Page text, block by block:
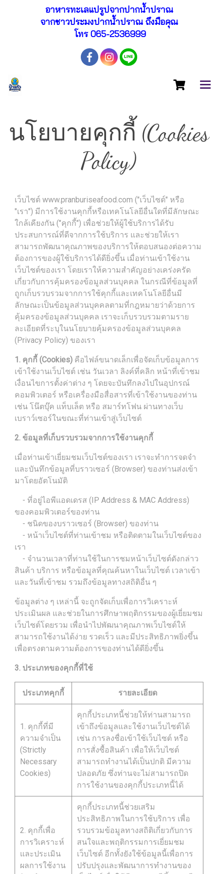
อาหารทะเลแปรูปจากปากน้ำปราณ
จากชาวประมงปากน้ำปราณ ถึงมือคุณ
โทร 065-2536999
นโยบายคุกกี้ (Cookies
Policy)
เว็บไซต์ www.pranburiseafood.com ("เว็บไซต์" หรือ
"เรา") มีการใช้งานคุกกี้หรือเทคโนโลยีอื่นใดที่มีลักษณะ
ใกล้เคียงกัน ("คุกกี้") เพื่อช่วยให้ผู้ใช้บริการได้รับ
ประสบการณ์ที่ดีจากการใช้บริการ และช่วยให้เรา
สามารถพัฒนาคุณภาพของบริการให้ตอบสนองต่อความ
ต้องการของผู้ใช้บริการได้ดียิ่งขึ้น เมื่อท่านเข้าใช้งาน
เว็บไซต์ของเรา โดยเราให้ความสำคัญอย่างเคร่งครัด
เกี่ยวกับการคุ้มครองข้อมูลส่วนบุคคล ในกรณีที่ข้อมูลที่
ถูกเก็บรวบรวมจากการใช้คุกกี้และเทคโนโลยีอื่นมี
ลักษณะเป็นข้อมูลส่วนบุคคลตามที่กฎหมายว่าด้วยการ
คุ้มครองข้อมูลส่วนบุคคล เราจะเก็บรวบรวมตามราย
ละเอียดที่ระบุในนโยบายคุ้มครองข้อมูลส่วนบุคคล
(Privacy Policy) ของเรา
1. คุกกี้ (Cookies) คือไฟล์ขนาดเล็กเพื่อจัดเก็บข้อมูลการ
เข้าใช้งานเว็บไซต์ เช่น วันเวลา ลิงค์ที่คลิก หน้าที่เข้าชม
เงื่อนไขการตั้งค่าต่าง ๆ โดยจะบันทึกลงไปในอุปกรณ์
คอมพิวเตอร์ หรือเครื่องมือสื่อสารที่เข้าใช้งานของท่าน
เช่น โน๊ตบุ๊ค แท็บเล็ต หรือ สมาร์ทโฟน ผ่านทางเว็บ
เบราว์เซอร์ในขณะที่ท่านเข้าสู่เว็บไซต์
2. ข้อมูลที่เก็บรวบรวมจากการใช้งานคุกกี้
เมื่อท่านเข้าเยี่ยมชมเว็บไซต์ของเรา เราจะทำการจดจำ
และบันทึกข้อมูลที่บราวเซอร์ (Browser) ของท่านส่งเข้า
มาโดยอัตโนมัติ
- ที่อยู่ไอพีแอดเดรส (IP Address & MAC Address)
ของคอมพิวเตอร์ของท่าน
- ชนิดของบราวเซอร์ (Browser) ของท่าน
- หน้าเว็บไซต์ที่ท่านเข้าชม หรือติดตามในเว็บไซต์ของ
เรา
- จำนวนเวลาที่ท่านใช้ในการชมหน้าเว็บไซต์ดังกล่าว
สินค้า บริการ หรือข้อมูลที่คุณค้นหาในเว็บไซต์ เวลาเข้า
และวันที่เข้าชม รวมถึงข้อมูลทางสถิติอื่น ๆ
ข้อมูลต่าง ๆ เหล่านี้ จะถูกจัดเก็บเพื่อการวิเคราะห์
ประเมินผล และช่วยในการศึกษาพฤติกรรมของผู้เยี่ยมชม
เว็บไซต์โดยรวม เพื่อนำไปพัฒนาคุณภาพเว็บไซต์ให้
สามารถใช้งานได้ง่าย รวดเร็ว และมีประสิทธิภาพยิ่งขึ้น
เพื่อตรงตามความต้องการของท่านได้ดียิ่งขึ้น
3. ประเภทของคุกกี้ที่ใช้
ประเภทคุกกี้ รายละเอียด
1. คุกกี้ที่มี
ความจำเป็น
(Strictly
Necessary
Cookies)
คุกกี้ประเภทนี้ช่วยให้ท่านสามารถ
เข้าถึงข้อมูลและใช้งานเว็บไซต์ได้
เช่น การลงชื่อเข้าใช้เว็บไซต์ หรือ
การสั่งซื้อสินค้า เพื่อให้เว็บไซต์
สามารถทำงานได้เป็นปกติ มีความ
ปลอดภัย ซึ่งท่านจะไม่สามารถปิด
การใช้งานของคุกกี้ประเภทนี้ได้
2. คุกกี้เพื่อ
การวิเคราะห์
และประเมิน
ผลการใช้งาน
คุกกี้ประเภทนี้ช่วยเสริม
ประสิทธิภาพในการใช้บริการ เพื่อ
รวบรวมข้อมูลทางสถิติเกี่ยวกับการ
สนใจและพฤติกรรมการเยี่ยมชม
เว็บไซต์ อีกทั้งยังใช้ข้อมูลนี้เพื่อการ
ปรับปรุงและพัฒนาการทำงานของ